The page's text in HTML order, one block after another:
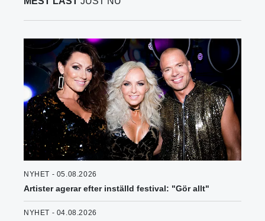
NYHET - 05.08.2026
Artister agerar efter inställd festival: "Gör allt"
NYHET - 04.08.2026